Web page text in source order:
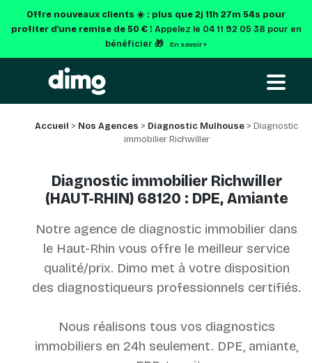
Offre nouveaux clients ☀️ : plus que 2j 11h 27m 54s pour
profiter d'une remise de 50 € ! Appelez le 04 11 92 05 38 pour en
bénéficier 🎁
En savoir +
Accueil > Nos Agences > Diagnostic Mulhouse> Diagnostic
immobilier Richwiller
Diagnostic immobilier Richwiller
(HAUT-RHIN) 68120 : DPE, Amiante
Notre agence de diagnostic immobilier dans
le Haut-Rhin vous offre le meilleur service
qualité/prix. Dimo met à votre disposition
des diagnostiqueurs professionnels certifiés.
Nous réalisons tous vos diagnostics
immobiliers en 24h seulement. DPE, amiante,